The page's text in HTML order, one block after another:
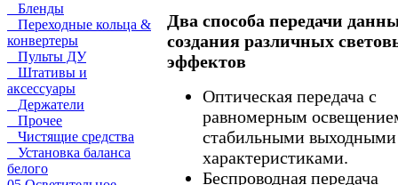
Бленды
Переходные кольца &
конвертеры
Пульты ДУ
Штативы и
аксессуары
Держатели
Прочее
Чистящие средства
Установка баланса
белого
Два способа передачи
создания различных
эффектов
Оптическая передача с
равномерным
стабильными выходными
характеристиками.
Беспроводная передача